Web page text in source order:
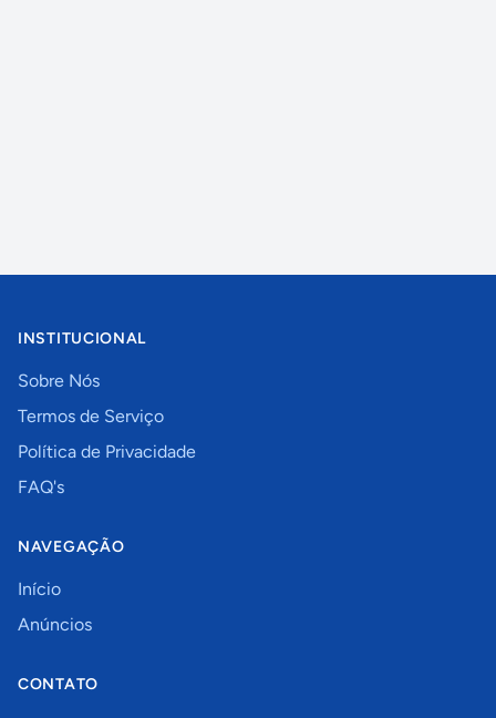
INSTITUCIONAL
Sobre Nós
Termos de Serviço
Política de Privacidade
FAQ's
NAVEGAÇÃO
Início
Anúncios
CONTATO